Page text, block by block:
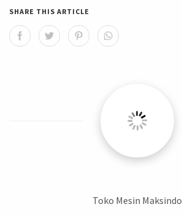
SHARE THIS ARTICLE
Toko Mesin Maksindo